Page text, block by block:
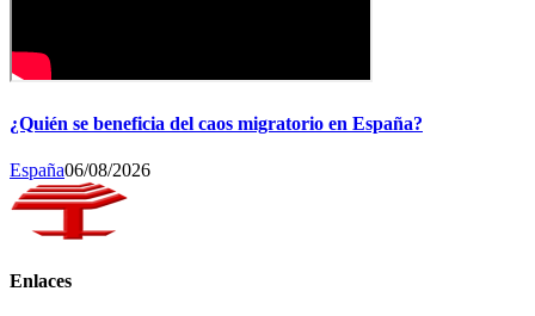
¿Quién se beneficia del caos migratorio en España?
España06/08/2026
Enlaces